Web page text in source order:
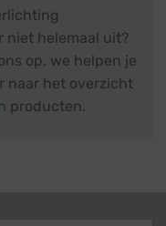
niet helemaal uit?
op, we helpen je
naar het overzicht
producten.